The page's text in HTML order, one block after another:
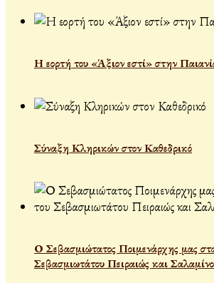
Η εορτή του «Άξιον εστί» στην
Σύναξη Κληρικών στον Καθεδρικό
Ο Σεβασμιώτατος Ποιμενάρχης μας
Σεβασμιωτάτου Πειραιώς και